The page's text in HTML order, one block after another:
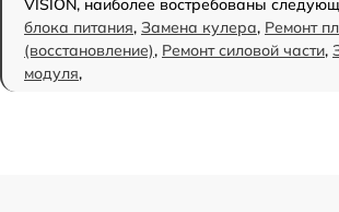
VISION, наиболее востребованы
блока питания, Замена кулера, Ремонт
(восстановление), Ремонт силовой части,
модуля,